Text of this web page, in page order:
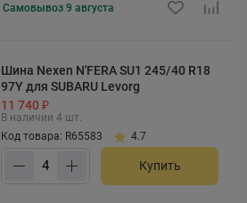
Самовывоз 9 августа
Шина Nexen N'FERA SU1 245/40 R18
97Y для SUBARU Levorg
11 740 ₽
В наличии 4 шт.
Код товара: R65583
4.7
Купить